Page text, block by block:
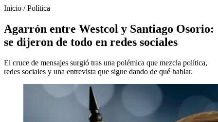
Inicio /Política
Agarrón entre Westcol y Santiago Osorio:
se dijeron de todo en redes sociales
El cruce de mensajes surgió tras una polémica que mezcla política,
redes sociales y una entrevista que sigue dando de qué hablar.